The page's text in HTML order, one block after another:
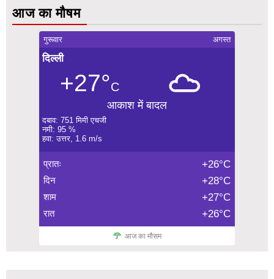
आज का मौषम
गुरूवार अगस्त
दिल्ली
+27°C
आकाश में बादल
दबाव: 751 मिमी एचजी
नमी: 95 %
हवा: उत्तर, 1.6 m/s
प्रातः +26°C
दिन +28°C
शाम +27°C
रात +26°C
आज का मौसम